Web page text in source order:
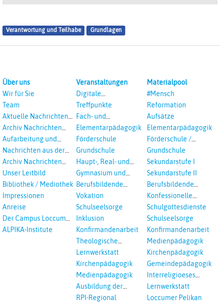
Verantwortung und Teilhabe Grundlagen
Über uns
Wir für Sie
Team
Aktuelle Nachrichten
aus dem RPI
Archiv Nachrichten
aus dem RPI ab 2018
Aufarbeitung und
Prävention
Landeskirche und EKD
Nachrichten aus der
Landeskirche
Archiv Nachrichten
aus der Landeskirche
Unser Leitbild
Bibliothek / Mediothek
Impressionen
Anreise
Der Campus Loccum
und Loccumer
ALPIKA-Institute
Veranstaltungen
Digitale
Veranstaltungen
Treffpunkte
Fach- und
Studientagungen
Elementarpädagogik
Förderschule
Grundschule
Haupt-, Real- und
Oberschule
Gymnasium und
Gesamtschule
Berufsbildende
Schulen
Vokation
Schulseelsorge
Inklusion
Konfirmandenarbeit
Theologische
Fortbildungen,
Interreligöses Lernen
Lernwerkstatt
Kirchenpädagogik
Medienpädagogik
Ausbildung der
Vikar*innen
RPI-Regional
Materialpool
#Mensch
Reformation
Aufsätze
Elementarpädagogik
Förderschule /
Inklusion
Grundschule
Sekundarstufe I
Sekundarstufe II
Berufsbildende
Schulen
Konfessionelle
Kooperation
Schulgottesdienste
Schulseelsorge
Konfirmandenarbeit
Medienpädagogik
Kirchenpädagogik
Gemeindepädagogik
Interreligioeses
Lernen
Lernwerkstatt
Loccumer Pelikan